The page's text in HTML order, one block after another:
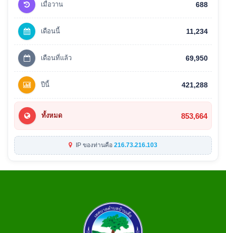
เมื่อวาน 688
เดือนนี้ 11,234
เดือนที่แล้ว 69,950
ปีนี้ 421,288
ทั้งหมด 853,664
IP ของท่านคือ 216.73.216.103